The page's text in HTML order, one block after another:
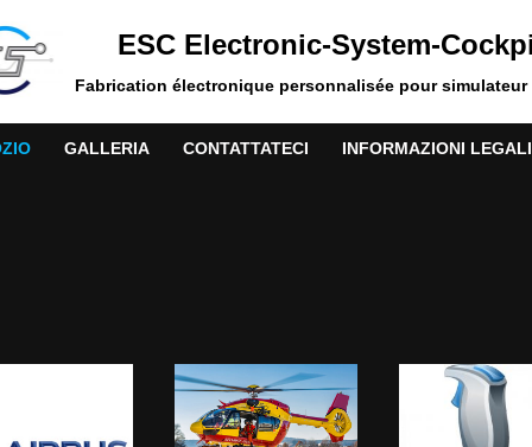
ESC Electronic-System-
Fabrication électronique personnalisée pour simulateur
GALLERIA CONTATTATECI INFORMAZIONI LEGALI